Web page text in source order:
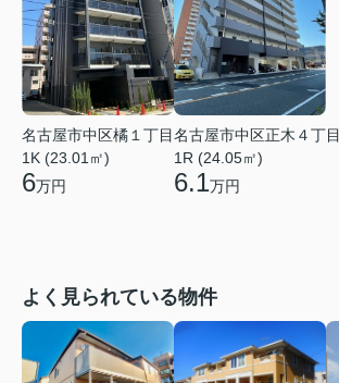
名古屋市中区橘１丁目
1K (23.01㎡)
6万円
名古屋市中区正木４丁目
1R (24.05㎡)
6.1万円
よく見られている物件